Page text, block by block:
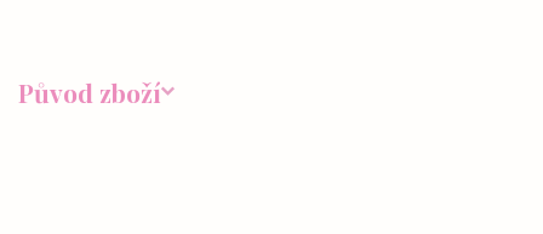
Původ zboží